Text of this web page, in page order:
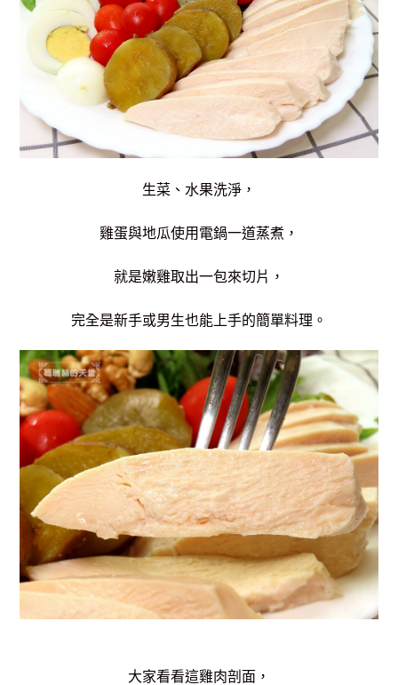
生菜、水果洗淨，
雞蛋與地瓜使用電鍋一道蒸煮，
就是嫩雞取出一包來切片，
完全是新手或男生也能上手的簡單料理。
大家看看這雞肉剖面，